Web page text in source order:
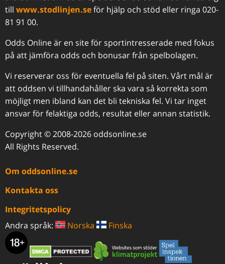
till www.stodlinjen.seför hjälp och stöd eller ringa 020-
81 91 00.
Odds Online är en site för sportintresserade med fokus
på att jämföra odds och bonusar från spelbolagen.
Vi reserverar oss för eventuella fel på siten. Vårt mål är
att oddsen vi tillhandahåller ska vara så korrekta som
möjligt men ibland kan det bli tekniska fel. Vi tar inget
ansvar för felaktiga odds, resultat eller annan statistik.
Copyright © 2008-2026 oddsonline.se
All Rights Reserved.
Om oddsonline.se
Kontakta oss
Integritetspolicy
Andra språk:
Norska Finska